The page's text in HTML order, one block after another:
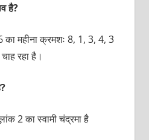
है?
का महीना क्रमशः 8, 1, 3, 4, 3
रहा है।
2 का स्वामी चंद्रमा है